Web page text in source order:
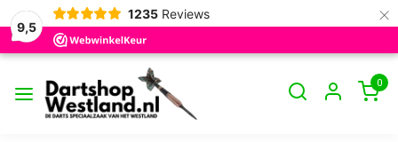
9,5
1235 Reviews ×
0